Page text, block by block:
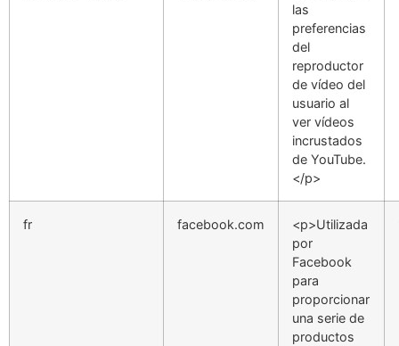
las
preferencias
del
reproductor
de vídeo del
usuario al
ver vídeos
incrustados
de YouTube.
</p>
fr facebook.com
<p>Utilizada
por
Facebook
para
proporcionar
una serie de
productos